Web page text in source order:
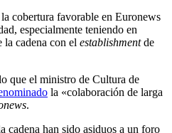
cobertura favorable en Euronews
especialmente teniendo en
la cadena con el establishmentde
que el ministro de Cultura de
la «colaboración de larga
.
cadena han sido asiduos a un foro